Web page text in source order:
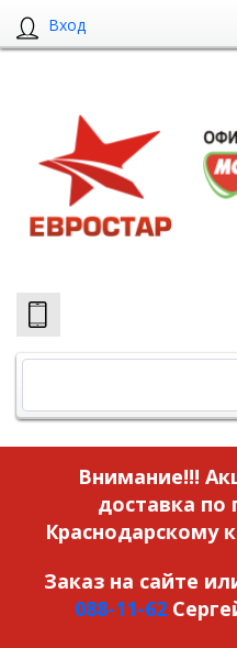
Вход
Внимание!!!
доставка по
Краснодарскому
Заказ на сайте
088-11-62